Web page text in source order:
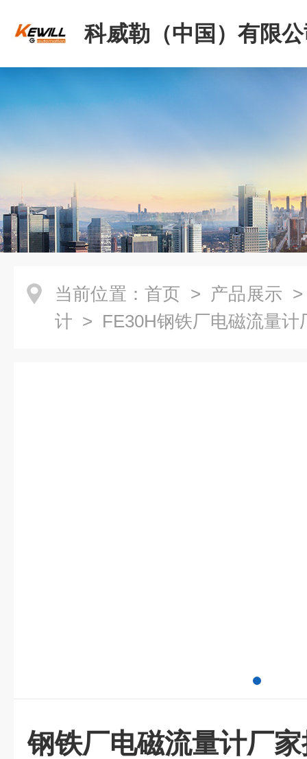
科威勒（中国）有限
当前位置： 首页 > 产品展示
计 > FE30H钢铁厂电磁流量计
钢铁厂电磁流量计厂